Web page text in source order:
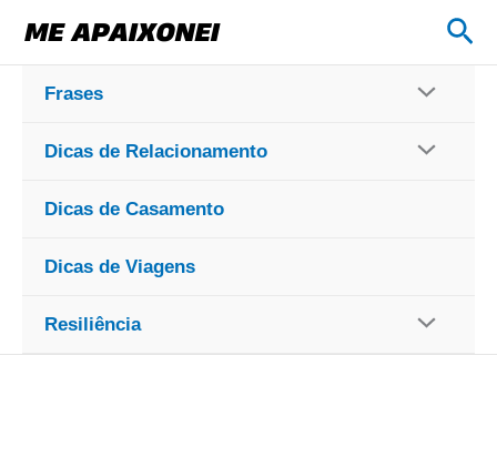
para
conteúdo
Frases
Dicas de Relacionamento
Dicas de Casamento
Dicas de Viagens
Resiliência